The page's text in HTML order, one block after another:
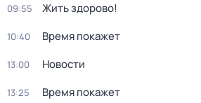
09:55 Жить здорово!
10:40 Время покажет
13:00 Новости
13:25 Время покажет